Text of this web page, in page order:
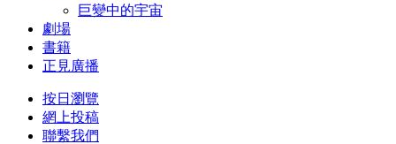
巨變中的宇宙
劇場
書籍
正見廣播
按日瀏覽
網上投稿
聯繫我們